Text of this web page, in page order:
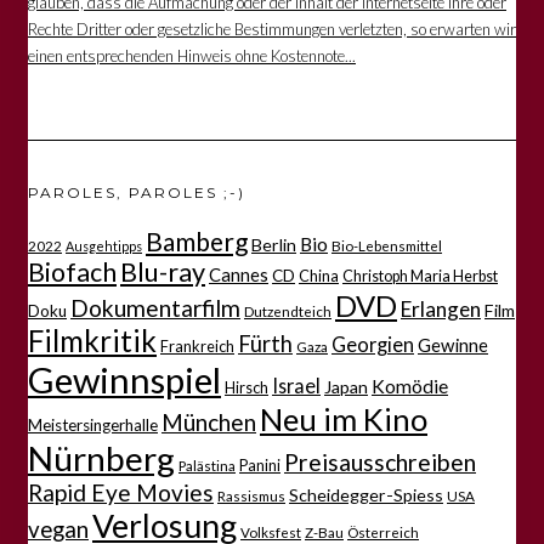
Rechte Dritter oder gesetzliche Bestimmungen verletzten, so erwarten wir
einen entsprechenden Hinweis ohne Kostennote...
PAROLES, PAROLES ;-)
2022 Ausgehtipps BambergBerlin Bio Bio-Lebensmittel
Biofach Blu-rayCannes CD China Christoph Maria Herbst
Doku Dokumentarfilm Dutzendteich DVD Erlangen Film
Filmkritik Frankreich Fürth Gaza Georgien Gewinne
Gewinnspiel Hirsch Israel Japan Komödie
Meistersingerhalle München Neu im Kino
Nürnberg Palästina Panini Preisausschreiben
Rapid Eye Movies Rassismus Scheidegger-Spiess USA
veganVerlosung Volksfest Z-Bau Österreich